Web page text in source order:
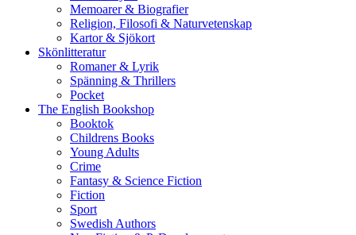
Memoarer & Biografier
Religion, Filosofi & Naturvetenskap
Kartor & Sjökort
Skönlitteratur
Romaner & Lyrik
Spänning & Thrillers
Pocket
The English Bookshop
Booktok
Childrens Books
Young Adults
Crime
Fantasy & Science Fiction
Fiction
Sport
Swedish Authors